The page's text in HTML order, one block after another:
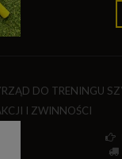
DO TRENINGU
I ZWINNOŚCI